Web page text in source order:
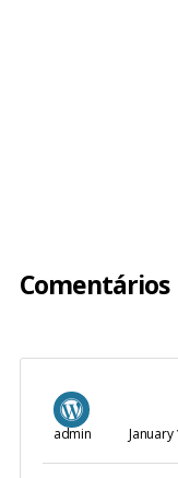
Comentários
admin January